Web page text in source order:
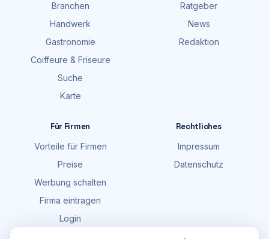
Branchen
Handwerk
Gastronomie
Coiffeure & Friseure
Suche
Karte
Ratgeber
News
Redaktion
Für Firmen
Vorteile für Firmen
Preise
Werbung schalten
Firma eintragen
Login
Rechtliches
Impressum
Datenschutz